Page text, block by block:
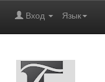
Язык
Вход